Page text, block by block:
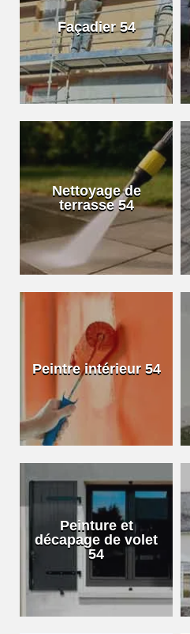
Façadier 54
Nettoyage de
terrasse 54
Peintre intérieur 54
Peinture et
décapage de volet
54